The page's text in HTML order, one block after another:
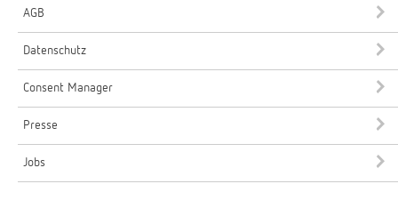
AGB
Datenschutz
Consent Manager
Presse
Jobs